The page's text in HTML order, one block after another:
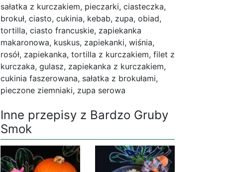
sałatka z kurczakiem, pieczarki, ciasteczka,
brokuł, ciasto, cukinia, kebab, zupa, obiad,
tortilla, ciasto francuskie, zapiekanka
makaronowa, kuskus, zapiekanki, wiśnia,
rosół, zapiekanka, tortilla z kurczakiem, filet z
kurczaka, gulasz, zapiekanka z kurczakiem,
cukinia faszerowana, sałatka z brokułami,
pieczone ziemniaki, zupa serowa
Inne przepisy z Bardzo Gruby
Smok